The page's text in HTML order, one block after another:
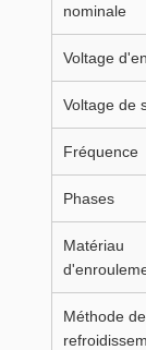
nominale
Voltage
Voltage de
Fréquence
Phases
Matériau
Méthode de